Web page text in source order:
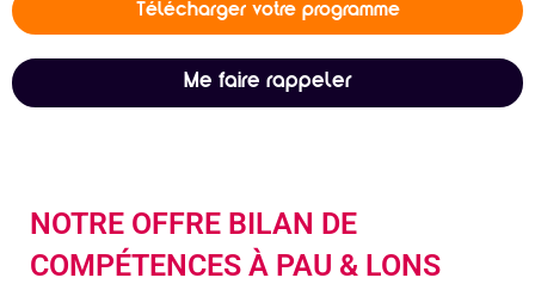
Télécharger votre programme
Me faire rappeler
NOTRE OFFRE BILAN DE
COMPÉTENCES À PAU & LONS